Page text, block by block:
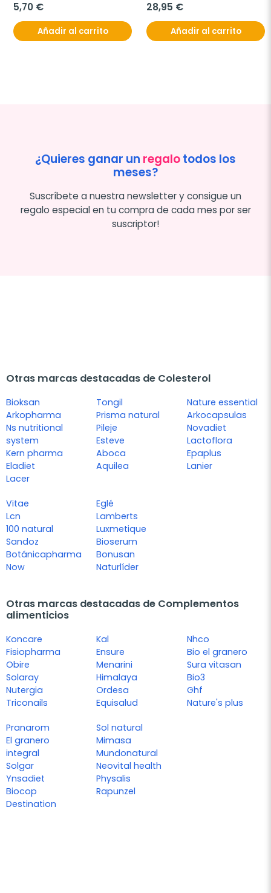
5,70 €
Añadir al carrito
28,95 €
Añadir al carrito
¿Quieres ganar un regalotodos los
meses?
Suscríbete a nuestra newsletter y consigue un
regalo especial en tu compra de cada mes por ser
suscriptor!
Otras marcas destacadas de Colesterol
Bioksan
Arkopharma
Ns nutritional
system
Kern pharma
Eladiet
Lacer
Tongil
Prisma natural
Pileje
Esteve
Aboca
Aquilea
Nature essential
Arkocapsulas
Novadiet
Lactoflora
Epaplus
Lanier
Vitae
Lcn
100 natural
Sandoz
Botánicapharma
Now
Eglé
Lamberts
Luxmetique
Bioserum
Bonusan
Naturlíder
Otras marcas destacadas de Complementos
alimenticios
Koncare
Fisiopharma
Obire
Solaray
Nutergia
Triconails
Kal
Ensure
Menarini
Himalaya
Ordesa
Equisalud
Nhco
Bio el granero
Sura vitasan
Bio3
Ghf
Nature's plus
Pranarom
El granero
integral
Solgar
Ynsadiet
Biocop
Destination
Sol natural
Mimasa
Mundonatural
Neovital health
Physalis
Rapunzel